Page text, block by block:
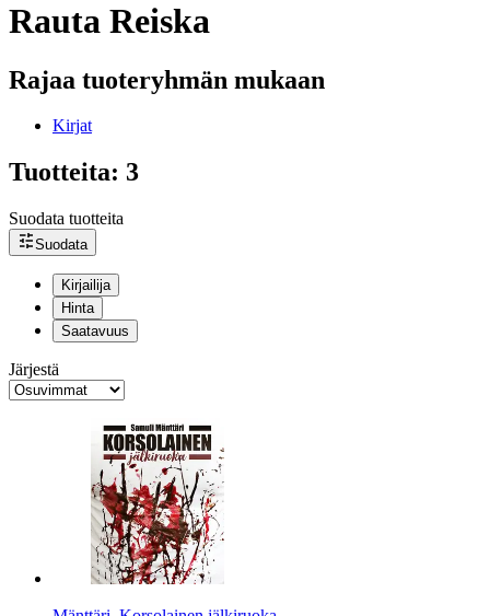
Rauta Reiska
Rajaa tuoteryhmän mukaan
Kirjat
Tuotteita: 3
Suodata tuotteita
Suodata
Kirjailija
Hinta
Saatavuus
Järjestä